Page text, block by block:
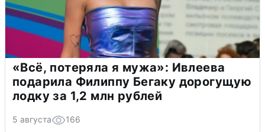
«Всё, потеряла я мужа»: Ивлеева
подарила Филиппу Бегаку дорогущую
лодку за 1,2 млн рублей
5 августа 166